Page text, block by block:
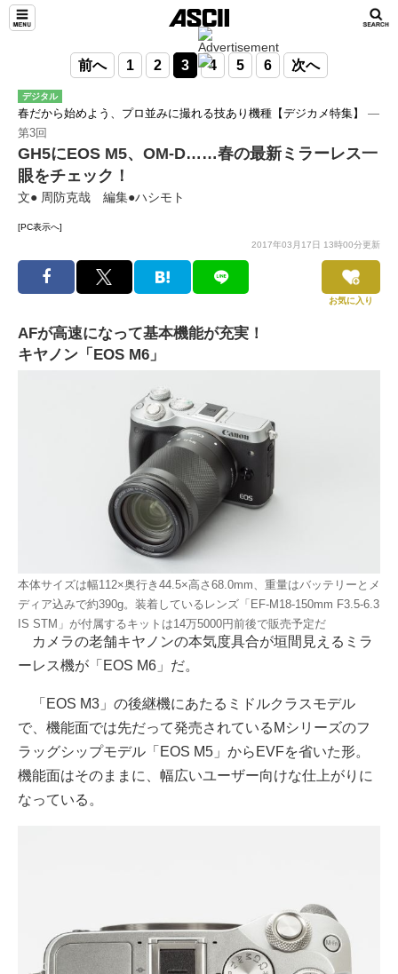
前へ 1 2 3 4 5 6 次へ
デジタル
春だから始めよう、プロ並みに撮れる技あり機種【デジカメ特集】 ―
第3回
GH5にEOS M5、OM-D……春の最新ミラーレス一
眼をチェック！
文● 周防克哉 編集●ハシモト
[PC表示へ]
2017年03月17日 13時00分更新
お気に入り
AFが高速になって基本機能が充実！
キヤノン「EOS M6」
本体サイズは幅112×奥行き44.5×高さ68.0mm、重量はバッテリーとメ
ディア込みで約390g。装着しているレンズ「EF-M18-150mm F3.5-6.3
IS STM」が付属するキットは14万5000円前後で販売予定だ
カメラの老舗キヤノンの本気度具合が垣間見えるミラ
ーレス機が「EOS M6」だ。
「EOS M3」の後継機にあたるミドルクラスモデル
で、機能面では先だって発売されているMシリーズのフ
ラッグシップモデル「EOS M5」からEVFを省いた形。
機能面はそのままに、幅広いユーザー向けな仕上がりに
なっている。